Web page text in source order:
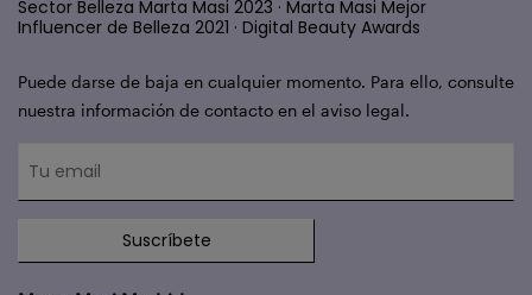
Sector Belleza Marta Masi 2023 · Marta Masi Mejor
Influencer de Belleza 2021 · Digital Beauty Awards
Puede darse de baja en cualquier momento. Para ello, consulte
nuestra información de contacto en el aviso legal.
Suscríbete